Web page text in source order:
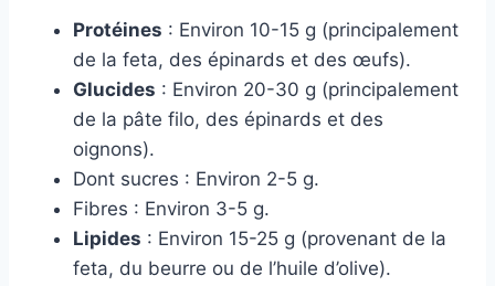
Protéines : Environ 10-15 g (principalement
de la feta, des épinards et des œufs).
Glucides : Environ 20-30 g (principalement
de la pâte filo, des épinards et des
oignons).
Dont sucres : Environ 2-5 g.
Fibres : Environ 3-5 g.
Lipides : Environ 15-25 g (provenant de la
feta, du beurre ou de l’huile d’olive).